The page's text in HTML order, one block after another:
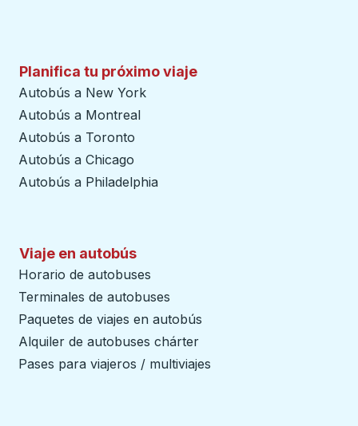
Planifica tu próximo viaje
Autobús a New York
Autobús a Montreal
Autobús a Toronto
Autobús a Chicago
Autobús a Philadelphia
Viaje en autobús
Horario de autobuses
Terminales de autobuses
Paquetes de viajes en autobús
Alquiler de autobuses chárter
Pases para viajeros / multiviajes